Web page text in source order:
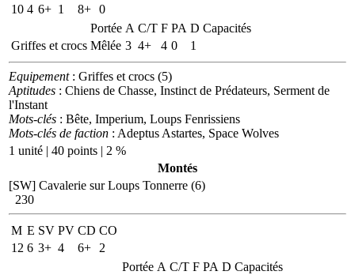
10 4 6+ 1 8+ 0
Portée A C/T F PA D Capacités
Griffes et crocs Mêlée 3 4+ 4 0 1
Equipement: Griffes et crocs (5)
Aptitudes : Chiens de Chasse, Instinct de Prédateurs, Serment de
l'Instant
Mots-clés : Bête, Imperium, Loups Fenrissiens
Mots-clés de faction : Adeptus Astartes, Space Wolves
1 unité | 40 points | 2 %
Montés
[SW] Cavalerie sur Loups Tonnerre (6)
230
M E SV PV CD CO
12 6 3+ 4 6+
2
Portée A C/T F PA D Capacités